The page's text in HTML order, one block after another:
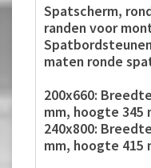
Spatscherm,
randen voor
maten ronde
200x660:
mm, hoogte 345
240x800:
mm, hoogte 415